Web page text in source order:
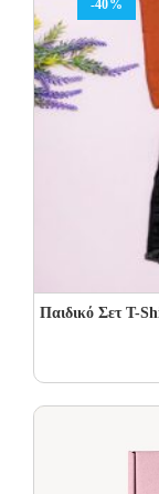
-40%
Παιδικό Σετ T-